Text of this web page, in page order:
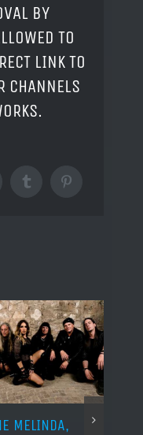
BY
TO
LINK TO
CHANNELS
TumblrPinterest
MELINDA,